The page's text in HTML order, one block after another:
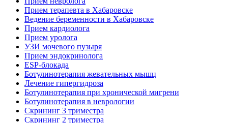
Прием терапевта в Хабаровске
Ведение беременности в Хабаровске
Прием кардиолога
Прием уролога
УЗИ мочевого пузыря
Прием эндокринолога
ESP-блокада
Ботулинотерапия жевательных мышц
Лечение гипергидроза
Ботулинотерапия при хронической мигрени
Ботулинотерапия в неврологии
Скрининг 3 триместра
Скрининг 2 триместра